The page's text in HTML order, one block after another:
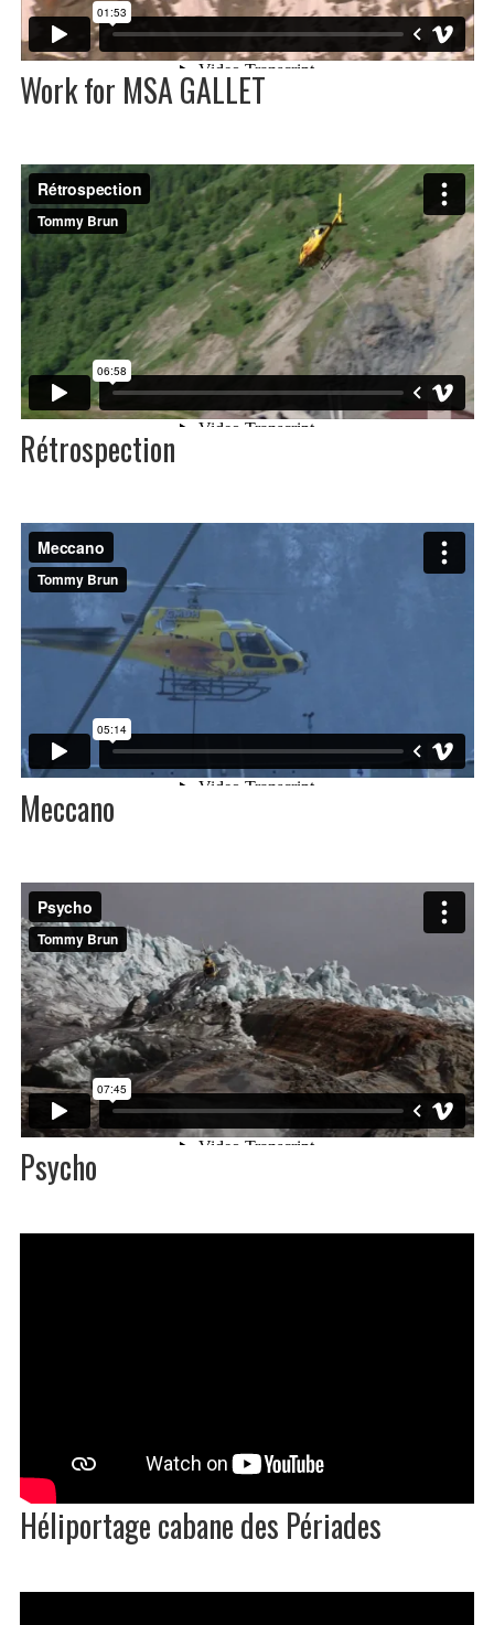
Work for MSA GALLET
Rétrospection
Meccano
Psycho
Héliportage cabane des Périades